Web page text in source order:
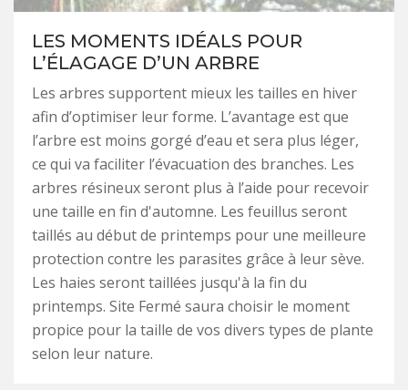
LES MOMENTS IDÉALS POUR
L’ÉLAGAGE D’UN ARBRE
Les arbres supportent mieux les tailles en hiver
afin d’optimiser leur forme. L’avantage est que
l’arbre est moins gorgé d’eau et sera plus léger,
ce qui va faciliter l’évacuation des branches. Les
arbres résineux seront plus à l’aide pour recevoir
une taille en fin d'automne. Les feuillus seront
taillés au début de printemps pour une meilleure
protection contre les parasites grâce à leur sève.
Les haies seront taillées jusqu'à la fin du
printemps. Site Fermé saura choisir le moment
propice pour la taille de vos divers types de plante
selon leur nature.